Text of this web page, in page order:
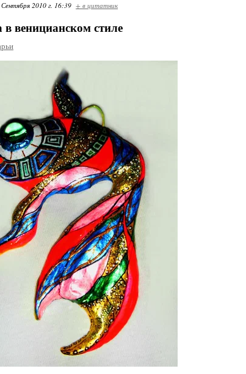
2010 г. 16:39 + в цитатник
веницианском стиле